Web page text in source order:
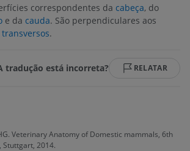
correspondentes da cabeça, do
e da cauda. São perpendiculares aos
transversos.
tradução está incorreta? RELATAR
Veterinary Anatomy of Domestic mammals, 6th
Stuttgart, 2014.